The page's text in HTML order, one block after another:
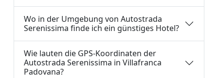
Wo in der Umgebung von Autostrada
Serenissima finde ich ein günstiges Hotel?
Wie lauten die GPS-Koordinaten der
Autostrada Serenissima in Villafranca
Padovana?